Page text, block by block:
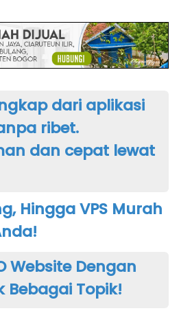
dari aplikasi
ribet.
dan cepat lewat
Hingga VPS Murah
Website Dengan
Bebagai Topik!